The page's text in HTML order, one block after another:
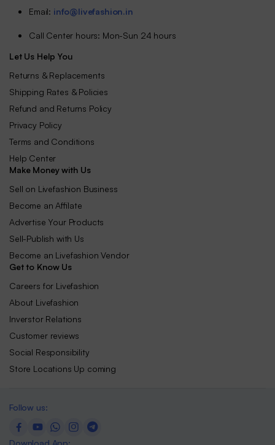
Email: info@livefashion.in
Call Center hours: Mon-Sun 24 hours
Let Us Help You
Returns & Replacements
Shipping Rates & Policies
Refund and Returns Policy
Privacy Policy
Terms and Conditions
Help Center
Make Money with Us
Sell on Livefashion Business
Become an Affilate
Advertise Your Products
Sell-Publish with Us
Become an Livefashion Vendor
Get to Know Us
Careers for Livefashion
About Livefashion
Inverstor Relations
Customer reviews
Social Responsibility
Store Locations Up coming
Follow us:
Download App: